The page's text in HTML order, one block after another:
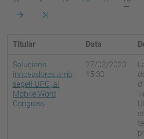
actual
Pàgina
Darrera
Titular Data
Solucions
innovadores amb
segell UPC, al
Mobile Word
Congress
27/02/2023
15:30